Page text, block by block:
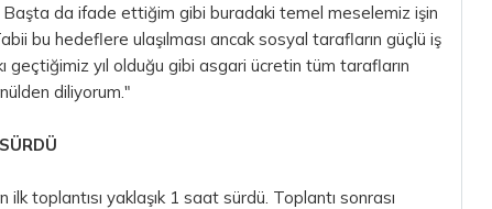
Başta da ifade ettiğim gibi buradaki temel meselemiz işin
bu hedeflere ulaşılması ancak sosyal tarafların güçlü iş
geçtiğimiz yıl olduğu gibi asgari ücretin tüm tarafların
diliyorum."
toplantısı yaklaşık 1 saat sürdü. Toplantı sonrası